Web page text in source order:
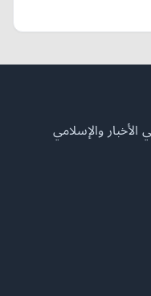
الأخبار والإسلامي